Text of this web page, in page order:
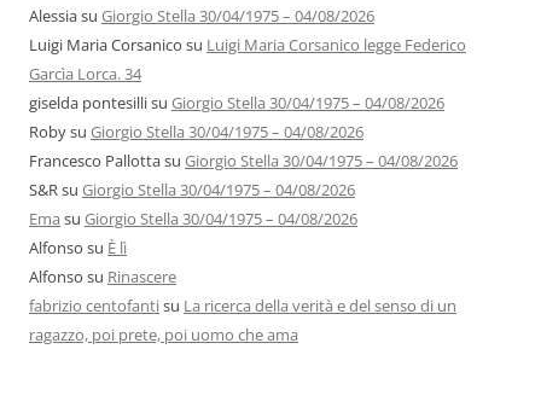
Alessiasu Giorgio Stella 30/04/1975 – 04/08/2026
Luigi Maria Corsanico su Luigi Maria Corsanico legge Federico
Garcìa Lorca. 34
giselda pontesillisu Giorgio Stella 30/04/1975 – 04/08/2026
Robysu Giorgio Stella 30/04/1975 – 04/08/2026
Francesco Pallottasu Giorgio Stella 30/04/1975 – 04/08/2026
S&Rsu Giorgio Stella 30/04/1975 – 04/08/2026
Ema su Giorgio Stella 30/04/1975 – 04/08/2026
Alfonso su È lì
Alfonso su Rinascere
fabrizio centofantisu La ricerca della verità e del senso di un
ragazzo, poi prete, poi uomo che ama